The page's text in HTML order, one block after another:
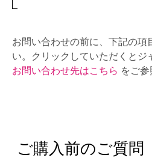
お問い合わせの前に、下記の項
い。クリックしていただくとジ
お問い合わせ先はこちら をご参
ご購入前のご質問